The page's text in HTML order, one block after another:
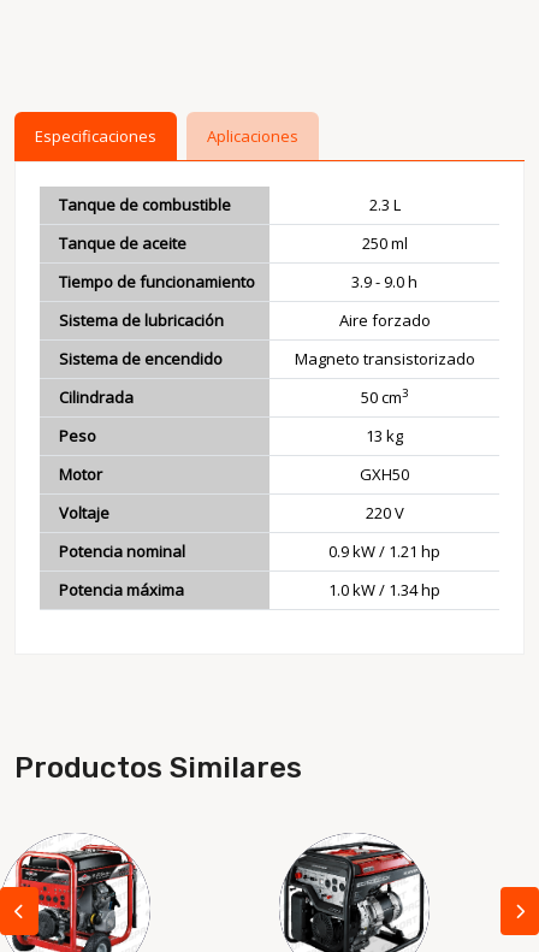
Especificaciones Aplicaciones
Tanque de combustible
2.3 L
Tanque de aceite
250 ml
Tiempo de funcionamiento
3.9 - 9.0 h
Sistema de lubricación
Aire forzado
Sistema de encendido
Magneto transistorizado
Cilindrada
50 cm3
Peso
13 kg
Motor
GXH50
Voltaje
220 V
Potencia nominal
0.9 kW / 1.21 hp
Potencia máxima
1.0 kW / 1.34 hp
Productos Similares